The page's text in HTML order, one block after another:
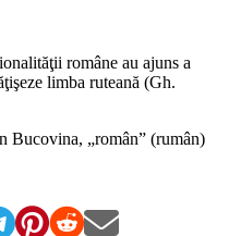
române au ajuns a
limba ruteană (Gh.
Bucovina, „român” (rumân)